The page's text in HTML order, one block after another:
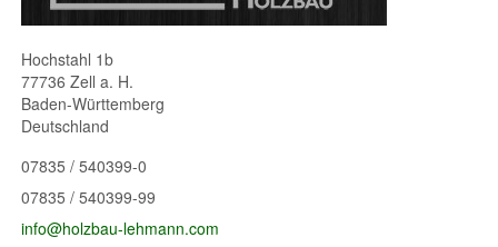
Hochstahl 1b
77736Zell a. H.
Baden-Württemberg
Deutschland
07835 / 540399-0
07835 / 540399-99
info@holzbau-lehmann.com